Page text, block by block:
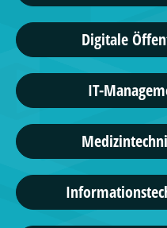
Digitale
IT-